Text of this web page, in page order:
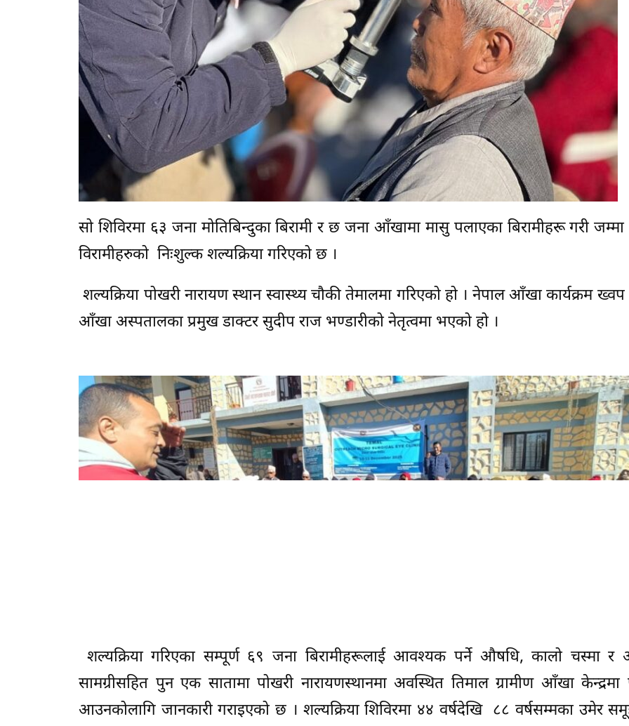
सो शिविरमा ६३ जना मोतिबिन्दुका बिरामी र छ जना आँखामा मासु पलाएका बिरामीहरू गरी
विरामीहरुको निःशुल्क शल्यक्रिया गरिएको छ ।
शल्यक्रिया पोखरी नारायण स्थान स्वास्थ्य चौकी तेमालमा गरिएको हो । नेपाल आँखा कार्यक्रम
आँखा अस्पतालका प्रमुख डाक्टर सुदीप राज भण्डारीको नेतृत्वमा भएको हो ।
शल्यक्रिया गरिएका सम्पूर्ण ६९ जना बिरामीहरूलाई आवश्यक पर्ने औषधि, कालो चस्मा
सामग्रीसहित पुन एक सातामा पोखरी नारायणस्थानमा अवस्थित तिमाल ग्रामीण आँखा
आउनकोलागि जानकारी गराइएको छ । शल्यक्रिया शिविरमा ४४ वर्षदेखि ८८ वर्षसम्मका उमेर